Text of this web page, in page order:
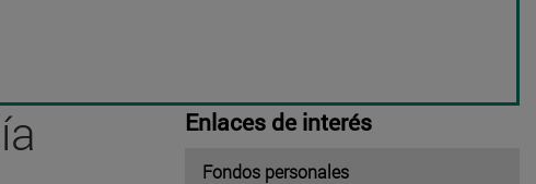
Enlaces de interés
Fondos personales